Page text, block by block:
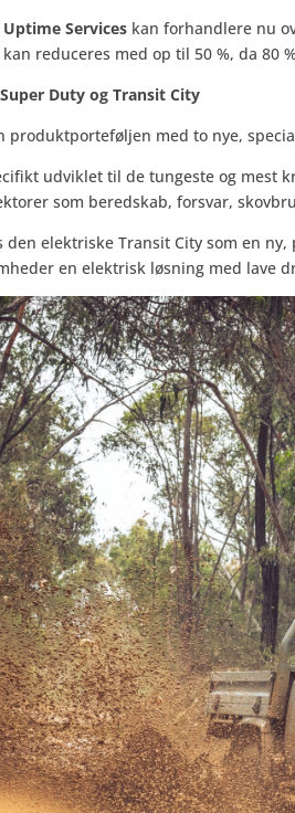
Services kan forhandlere nu
reduceres med op til 50 %, da
Duty og Transit City
produktporteføljen med to nye,
udviklet til de tungeste og
som beredskab, forsvar,
den elektriske Transit City som en
en elektrisk løsning med lave